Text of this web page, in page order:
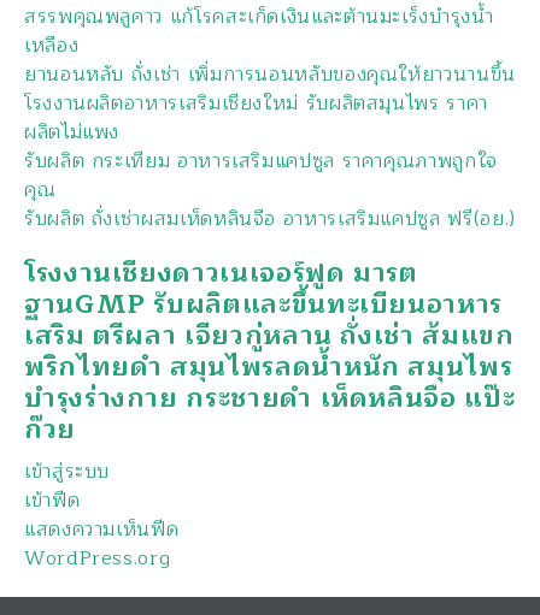
สรรพคุณพลูคาว แก้โรคสะเก็ดเงินและต้านมะเร็งบำรุงน้ำ
เหลือง
ยานอนหลับ ถั่งเช่า เพิ่มการนอนหลับของคุณให้ยาวนานขึ้น
โรงงานผลิตอาหารเสริมเชียงใหม่ รับผลิตสมุนไพร ราคา
ผลิตไม่แพง
รับผลิต กระเทียม อาหารเสริมแคปซูล ราคาคุณภาพถูกใจ
คุณ
รับผลิต ถั่งเช่าผสมเห็ดหลินจือ อาหารเสริมแคปซูล ฟรี(อย.)
โรงงานเชียงดาวเนเจอร์ฟูด มารต
ฐานGMP รับผลิตและขึ้นทะเบียนอาหาร
เสริม ตรีผลา เจียวกู่หลาน ถั่งเช่า ส้มแขก
พริกไทยดำ สมุนไพรลดน้ำหนัก สมุนไพร
บำรุงร่างกาย กระชายดำ เห็ดหลินจือ แป๊ะ
ก๊วย
เข้าสู่ระบบ
เข้าฟีด
แสดงความเห็นฟีด
WordPress.org